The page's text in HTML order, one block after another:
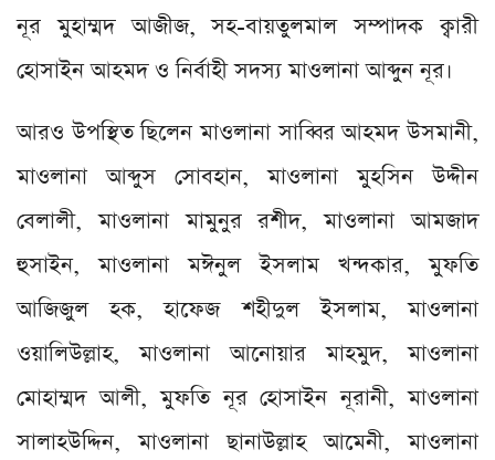
নূর মুহাম্মদ আজীজ, সহ-বায়তুলমাল সম্পাদক ক্বারী
হোসাইন আহমদ ও নির্বাহী সদস্য মাওলানা আব্দুন নূর।
আরও উপস্থিত ছিলেন মাওলানা সাব্বির আহমদ উসমানী,
মাওলানা আব্দুস সোবহান, মাওলানা মুহসিন উদ্দীন
বেলালী, মাওলানা মামুনুর রশীদ, মাওলানা আমজাদ
হুসাইন, মাওলানা মঈনুল ইসলাম খন্দকার, মুফতি
আজিজুল হক, হাফেজ শহীদুল ইসলাম, মাওলানা
ওয়ালিউল্লাহ, মাওলানা আনোয়ার মাহমুদ, মাওলানা
মোহাম্মদ আলী, মুফতি নূর হোসাইন নূরানী, মাওলানা
সালাহউদ্দিন, মাওলানা ছানাউল্লাহ আমেনী, মাওলানা